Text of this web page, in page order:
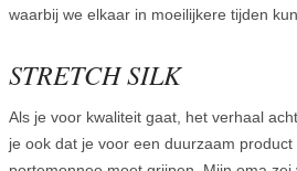
waarbij we elkaar in moeilijkere tijden
STRETCH SILK
Als je voor kwaliteit gaat, het verhaal
je ook dat je voor een duurzaam